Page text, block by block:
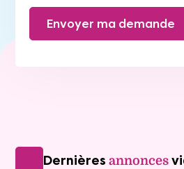
Envoyer ma demande
Dernières annonces